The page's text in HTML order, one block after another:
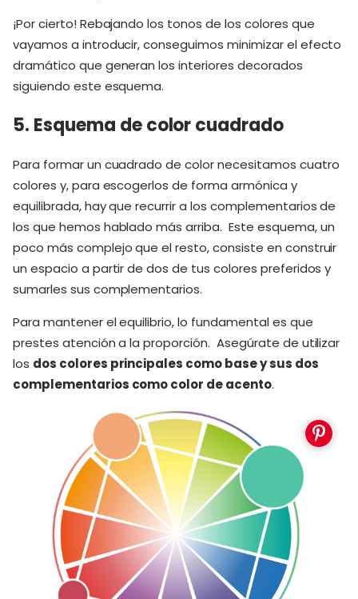
¡Por cierto! Rebajando los tonos de los colores que
vayamos a introducir, conseguimos minimizar el efecto
dramático que generan los interiores decorados
siguiendo este esquema.
5. Esquema de color cuadrado
Para formar un cuadrado de color necesitamos cuatro
colores y, para escogerlos de forma armónica y
equilibrada, hay que recurrir a los complementarios de
los que hemos hablado más arriba. Este esquema, un
poco más complejo que el resto, consiste en construir
un espacio a partir de dos de tus colores preferidos y
sumarles sus complementarios.
Para mantener el equilibrio, lo fundamental es que
prestes atención a la proporción. Asegúrate de utilizar
los dos colores principales como base y sus dos
complementarios como color de acento.